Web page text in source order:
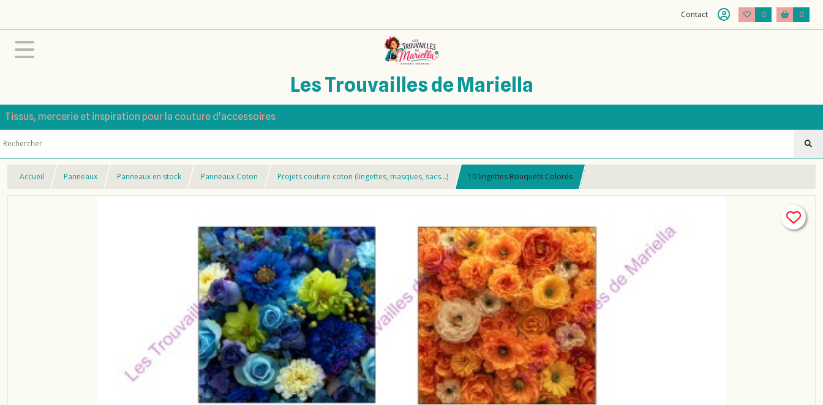
Contact 0 0
Les Trouvailles de Mariella
Tissus, mercerie et inspiration pour la couture d'accessoires
Accueil Panneaux Panneaux en stock Panneaux Coton Projets couture coton (lingettes, masques, sacs…) 10 lingettes Bouquets Colorés